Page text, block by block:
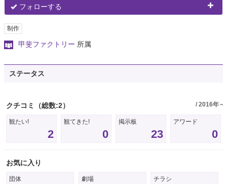
フォローする
制作
甲斐ファクトリー 所属
ステータス
クチコミ （総数:2） / 2016年～
観たい!
2
観てきた!
0
掲示板
23
アワード
0
お気に入り
団体 劇場 チラシ